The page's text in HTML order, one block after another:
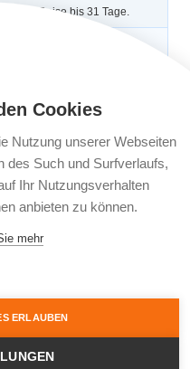
Reise bis 31 Tage.
der Versicherung bei
spätestens jedoch 30
kurzfristiger Reisebuchung
vor Reisebeginn muss der
innerhalb von 3 Werktagen
Versicherungs-AG,
Main
(IPID)
Cookies
Nutzung unserer Webseiten
des Such und Surfverlaufs,
Ihr Nutzungsverhalten
anbieten zu können.
mehr
ERLAUBEN